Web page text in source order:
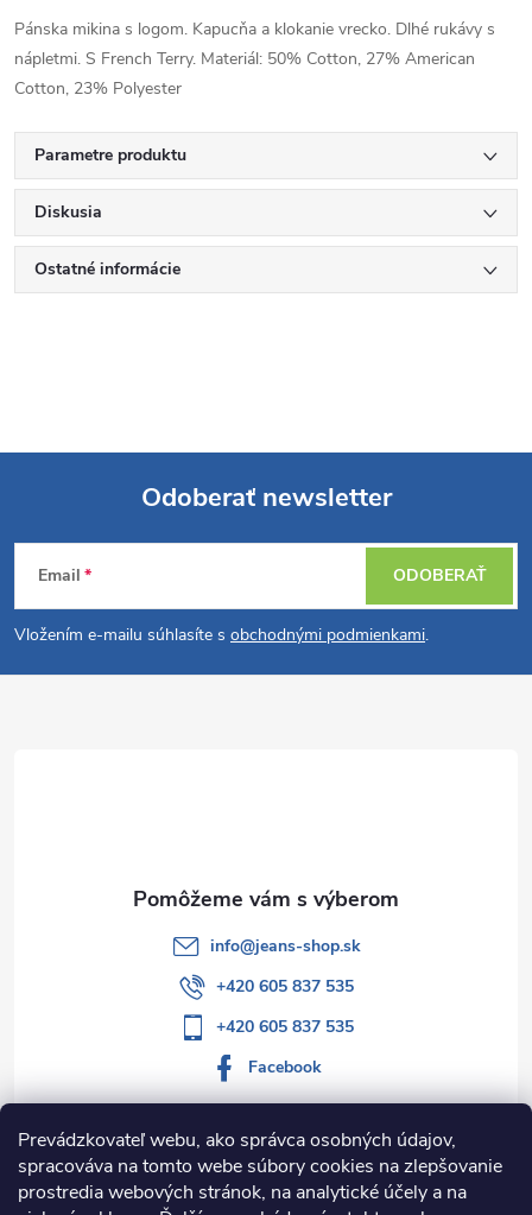
Prevádzkovateľ webu, ako správca osobných údajov,
spracováva na tomto webe súbory cookies na zlepšovanie
prostredia webových stránok, na analytické účely a na
Pánska mikina s logom. Kapucňa a klokanie vrecko. Dlhé rukávy s
nápletmi. S French Terry. Materiál: 50% Cotton, 27% American
Cotton, 23% Polyester
Parametre produktu
Diskusia
Ostatné informácie
Z
á
p
Odoberať newsletter
Email
Vložením e-mailu súhlasíte s obchodnými podmienkami.
ODOBERAŤ
Informácie pre vás
info@jeans-shop.sk
+420 605 837 535
+420 605 837 535
Facebook